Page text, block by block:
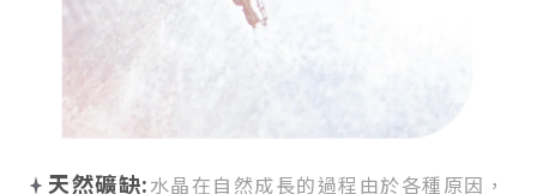
天然礦缺:水晶在自然成長的過程由於各種原因，